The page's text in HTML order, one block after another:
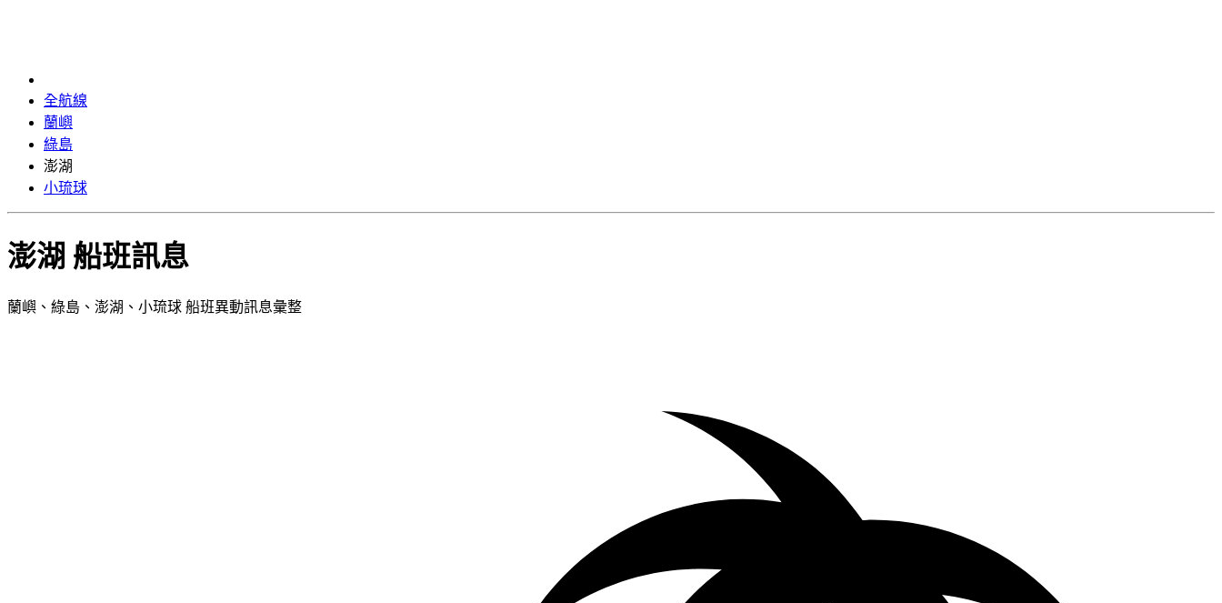
全航線
蘭嶼
綠島
澎湖
小琉球
澎湖 船班訊息
蘭嶼、綠島、澎湖、小琉球 船班異動訊息彙整